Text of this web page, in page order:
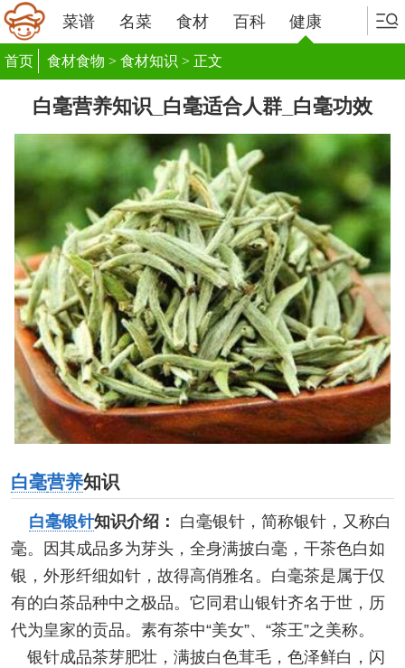
菜谱 名菜 食材 百科 健康
首页 食材食物 > 食材知识 > 正文
白毫营养知识_白毫适合人群_白毫功效
白毫营养知识
白毫银针知识介绍：
白毫银针，简称银针，又称白
毫。因其成品多为芽头，全身满披白毫，干茶色白如
银，外形纤细如针，故得高俏雅名。白毫茶是属于仅
有的白茶品种中之极品。它同君山银针齐名于世，历
代为皇家的贡品。素有茶中“美女”、“茶王”之美称。
银针成品茶芽肥壮，满披白色茸毛，色泽鲜白，闪